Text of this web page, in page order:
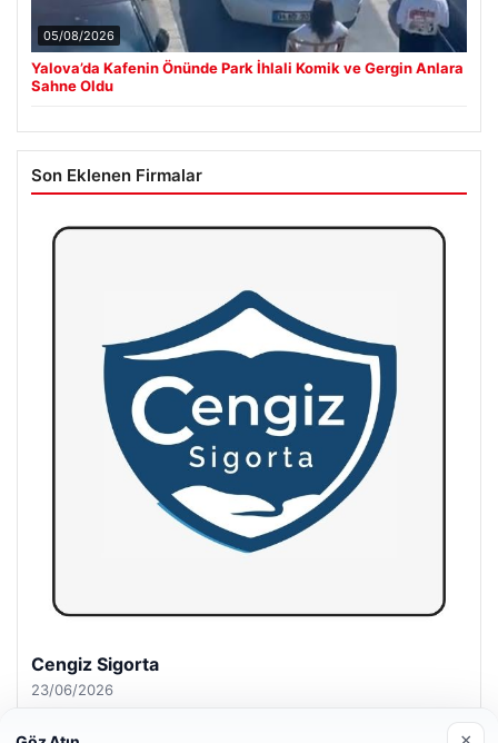
05/08/2026
Yalova’da Kafenin Önünde Park İhlali Komik ve Gergin Anlara
Sahne Oldu
Son Eklenen Firmalar
Hastaş Beton
26/05/2026